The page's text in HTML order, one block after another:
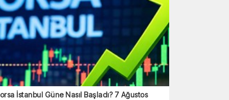
İstanbul Güne Nasıl Başladı? 7 Ağustos